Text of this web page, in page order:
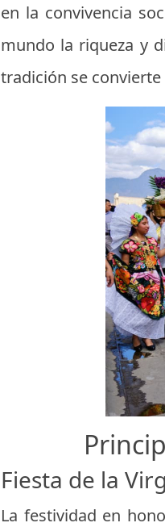
en la convivencia
mundo la riqueza y
tradición se
Fiesta de la
La festividad en